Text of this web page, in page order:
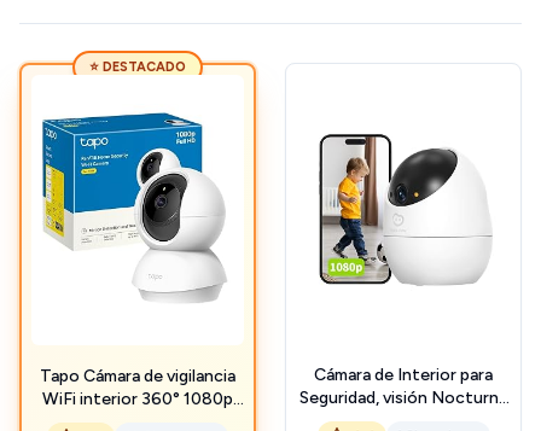
⭐ DESTACADO
Tapo Cámara de vigilancia
WiFi interior 360° 1080p
C200C, visión nocturna,
Cámara de Interior para
Seguridad, visión Nocturna
en Color, Vista de 360°,